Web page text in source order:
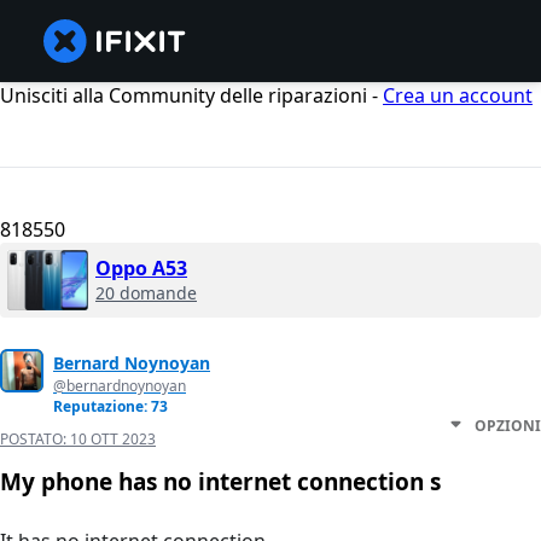
Unisciti alla Community delle riparazioni - Crea un account
818550
Oppo A53
20 domande
Bernard Noynoyan
@bernardnoynoyan
Reputazione: 73
POSTATO: 10 OTT 2023
OPZIONI
My phone has no internet connection s